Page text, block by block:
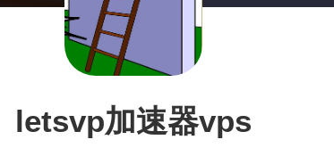
letsvp加速器vps